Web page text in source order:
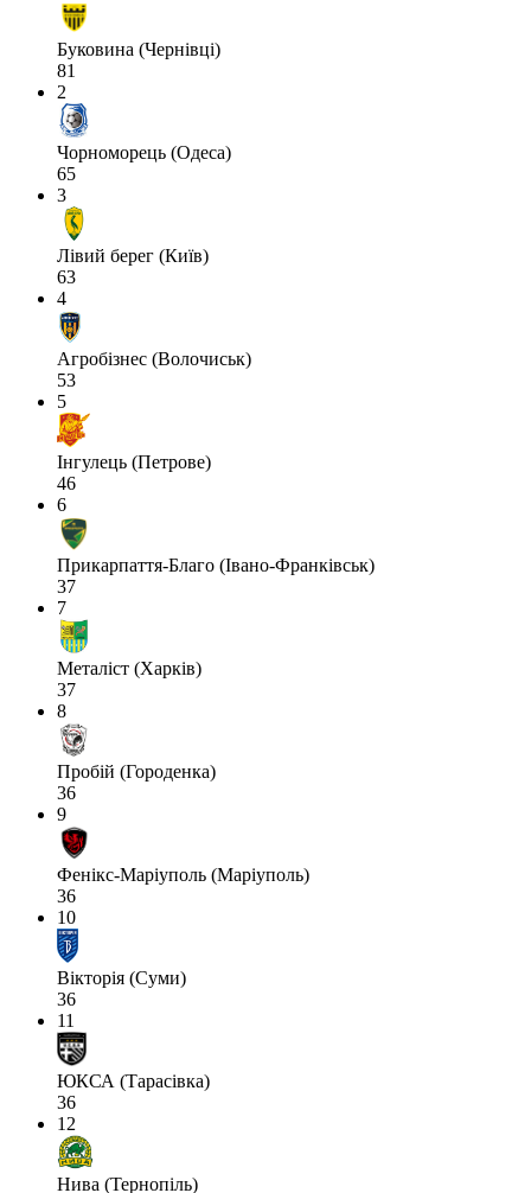
Буковина (Чернівці)
81
2
Чорноморець (Одеса)
65
3
Лівий берег (Київ)
63
4
Агробізнес (Волочиськ)
53
5
Інгулець (Петрове)
46
6
Прикарпаття-Благо (Івано-Франківськ)
37
7
Металіст (Харків)
37
8
Пробій (Городенка)
36
9
Фенікс-Маріуполь (Маріуполь)
36
10
Вікторія (Суми)
36
11
ЮКСА (Тарасівка)
36
12
Нива (Тернопіль)